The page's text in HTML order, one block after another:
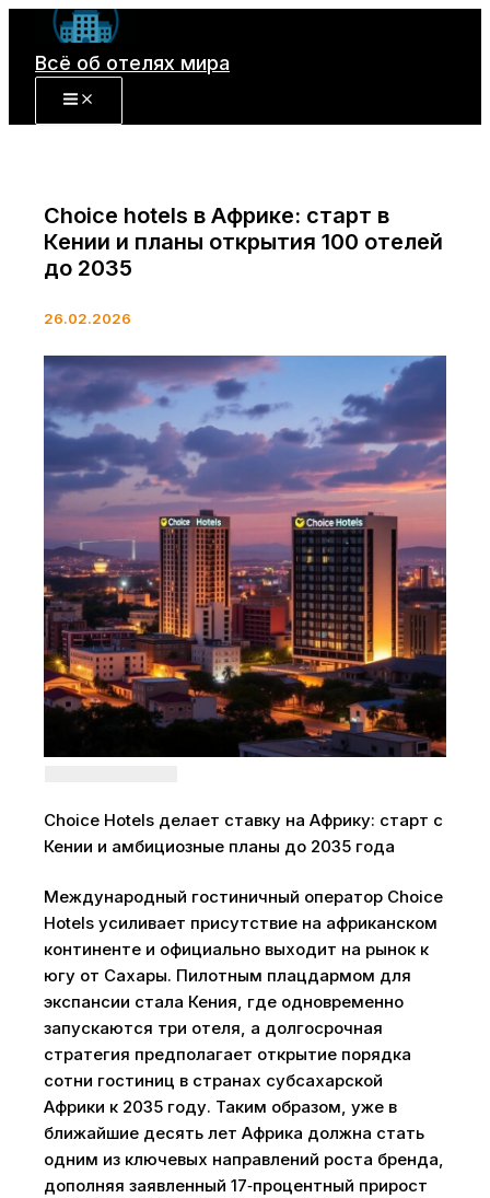
Перейти
содержимому
Всё об отелях мира
Choice hotels в Африке: старт в
Кении и планы открытия 100 отелей
до 2035
26.02.2026
Choice Hotels делает ставку на Африку: старт с
Кении и амбициозные планы до 2035 года
Международный гостиничный оператор Choice
Hotels усиливает присутствие на африканском
континенте и официально выходит на рынок к
югу от Сахары. Пилотным плацдармом для
экспансии стала Кения, где одновременно
запускаются три отеля, а долгосрочная
стратегия предполагает открытие порядка
сотни гостиниц в странах субсахарской
Африки к 2035 году. Таким образом, уже в
ближайшие десять лет Африка должна стать
одним из ключевых направлений роста бренда,
дополняя заявленный 17‑процентный прирост